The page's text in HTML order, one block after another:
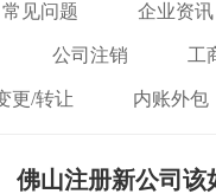
常见问题 企业资讯
公司注销 工
更/转让 内账外包
佛山注册新公司该